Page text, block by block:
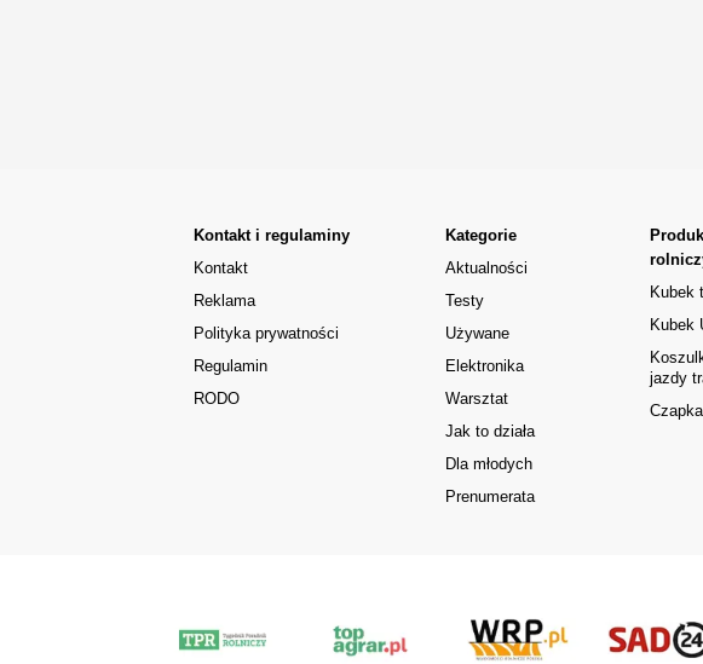
Kontakt i regulaminy
Kontakt
Reklama
Polityka prywatności
Regulamin
RODO
Kategorie
Aktualności
Testy
Używane
Elektronika
Warsztat
Jak to działa
Dla młodych
Prenumerata
Kubek
Kubek
jazdy